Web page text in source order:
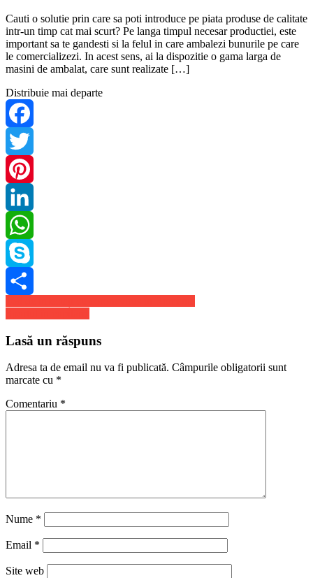
Cauti o solutie prin care sa poti introduce pe piata produse de calitate
intr-un timp cat mai scurt? Pe langa timpul necesar productiei, este
important sa te gandesti si la felul in care ambalezi bunurile pe care
le comercializezi. In acest sens, ai la dispozitie o gama larga de
masini de ambalat, care sunt realizate […]
Distribuie mai departe
Facebook
Twitter
Pinterest
LinkedIn
WhatsApp
Skype
Share
Navigare
în
articole
Lasă un răspuns
Adresa ta de email nu va fi publicată. Câmpurile obligatorii sunt
marcate cu *
Comentariu *
Nume *
Email *
Site web